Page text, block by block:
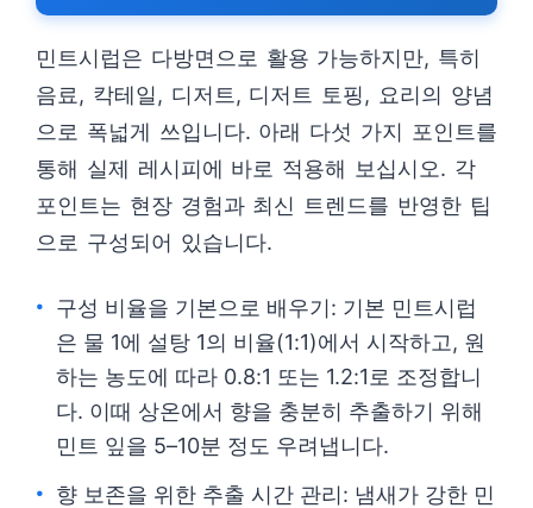
민트시럽은 다방면으로 활용 가능하지만, 특히
음료, 칵테일, 디저트, 디저트 토핑, 요리의 양념
으로 폭넓게 쓰입니다. 아래 다섯 가지 포인트를
통해 실제 레시피에 바로 적용해 보십시오. 각
포인트는 현장 경험과 최신 트렌드를 반영한 팁
으로 구성되어 있습니다.
구성 비율을 기본으로 배우기: 기본 민트시럽
은 물 1에 설탕 1의 비율(1:1)에서 시작하고, 원
하는 농도에 따라 0.8:1 또는 1.2:1로 조정합니
다. 이때 상온에서 향을 충분히 추출하기 위해
민트 잎을 5–10분 정도 우려냅니다.
향 보존을 위한 추출 시간 관리: 냄새가 강한 민